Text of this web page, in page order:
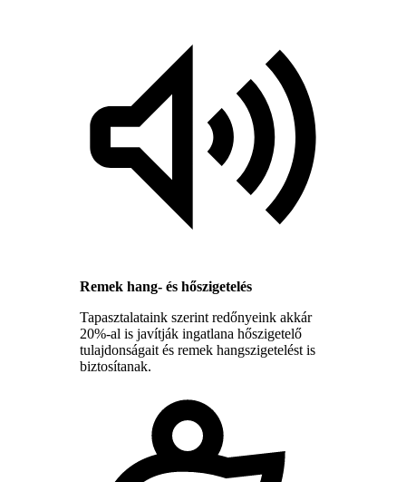
Remek hang- és hőszigetelés
Tapasztalataink szerint redőnyeink akkár
20%-al is javítják ingatlana hőszigetelő
tulajdonságait és remek hangszigetelést is
biztosítanak.